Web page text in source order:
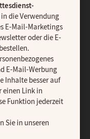
online kündigen
die Verwendung
E-Mail-Marketings
oder die E-
E-Mail-Werbung
Inhalte besser auf
einen Link in
Funktion jederzeit
Sie in unseren